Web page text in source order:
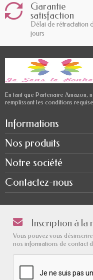
Garantie
satisfaction
Délai de rétractation
jours
En tant que Partenaire Amazon,
remplissant les conditions
Informations
Nos produits
Notre société
Contactez-nous
Inscription à la
Vous pouvez vous
nos informations de contact